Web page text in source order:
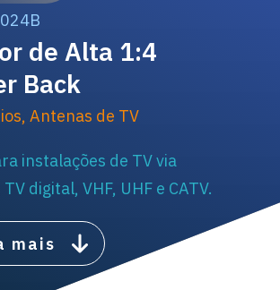
de Alta 1:4
Back
, Antenas de TV
instalações de TV via
digital, VHF, UHF e CATV.
mais